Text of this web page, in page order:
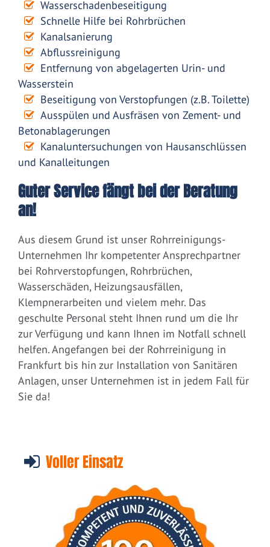
Wasserschadenbeseitigung
Schnelle Hilfe bei Rohrbrüchen
Kanalsanierung
Abflussreinigung
Entfernung von abgelagerten Urin- und
Wasserstein
Beseitigung von Verstopfungen (z.B. Toilette)
Ausspülen und Ausfräsen von Zement- und
Betonablagerungen
Kanaluntersuchungen von Hausanschlüssen
und Kanalleitungen
Guter Service fängt bei der Beratung
an!
Aus diesem Grund ist unser Rohrreinigungs-
Unternehmen Ihr kompetenter Ansprechpartner
bei Rohrverstopfungen, Rohrbrüchen,
Wasserschäden, Heizungsausfällen,
Klempnerarbeiten und vielem mehr. Das
geschulte Personal steht Ihnen rund um die Ihr
zur Verfügung und kann Ihnen im Notfall schnell
helfen. Angefangen bei der Rohrreinigung in
Frankfurt bis hin zur Installation von Sanitären
Anlagen, unser Unternehmen ist in jedem Fall für
Sie da!
Voller Einsatz